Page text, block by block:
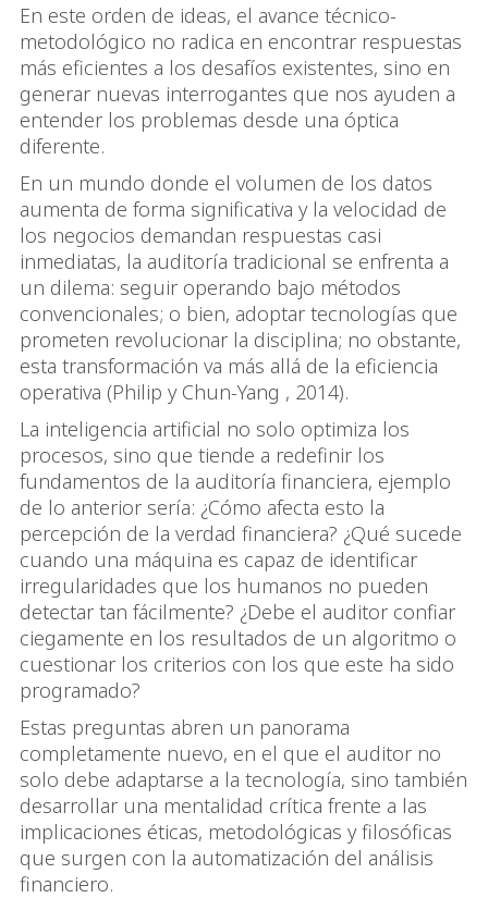
En este orden de ideas, el avance técnico-
metodológico no radica en encontrar respuestas
más eficientes a los desafíos existentes, sino en
generar nuevas interrogantes que nos ayuden a
entender los problemas desde una óptica
diferente.
En un mundo donde el volumen de los datos
aumenta de forma significativa y la velocidad de
los negocios demandan respuestas casi
inmediatas, la auditoría tradicional se enfrenta a
un dilema: seguir operando bajo métodos
convencionales; o bien, adoptar tecnologías que
prometen revolucionar la disciplina; no obstante,
esta transformación va más allá de la eficiencia
operativa (Philip y Chun-Yang , 2014).
La inteligencia artificial no solo optimiza los
procesos, sino que tiende a redefinir los
fundamentos de la auditoría financiera, ejemplo
de lo anterior sería: ¿Cómo afecta esto la
percepción de la verdad financiera? ¿Qué sucede
cuando una máquina es capaz de identificar
irregularidades que los humanos no pueden
detectar tan fácilmente? ¿Debe el auditor confiar
ciegamente en los resultados de un algoritmo o
cuestionar los criterios con los que este ha sido
programado?
Estas preguntas abren un panorama
completamente nuevo, en el que el auditor no
solo debe adaptarse a la tecnología, sino también
desarrollar una mentalidad crítica frente a las
implicaciones éticas, metodológicas y filosóficas
que surgen con la automatización del análisis
financiero.